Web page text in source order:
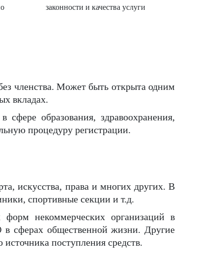
законности и качества услуги
членства. Может быть открыта одним
вкладах.
образования, здравоохранения,
процедуру регистрации.
искусства, права и многих других. В
спортивные секции и т.д.
форм некоммерческих организаций в
в сферах общественной жизни. Другие
поступления средств.